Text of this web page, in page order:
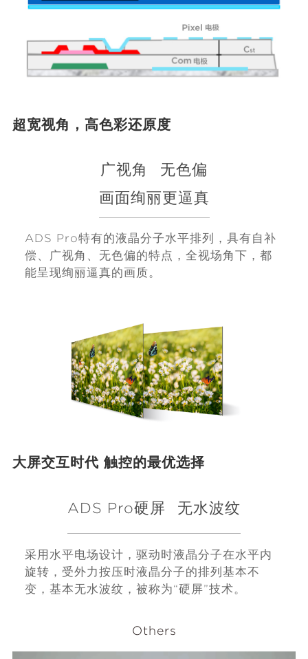
超宽视角，高色彩还原度
广视角
无色偏
画面绚丽更逼真
ADS Pro特有的液晶分子水平排列，具有自补
偿、广视角、无色偏的特点，全视场角下，都
能呈现绚丽逼真的画质。
大屏交互时代 触控的最优选择
ADS Pro硬屏 无水波纹
采用水平电场设计，驱动时液晶分子在水平内
旋转，受外力按压时液晶分子的排列基本不
变，基本无水波纹，被称为“硬屏”技术。
Others